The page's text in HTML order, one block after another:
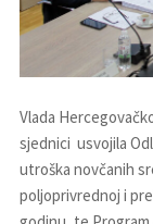
Vlada
sjednici usvojila
utroška novčanih
poljoprivrednoj i